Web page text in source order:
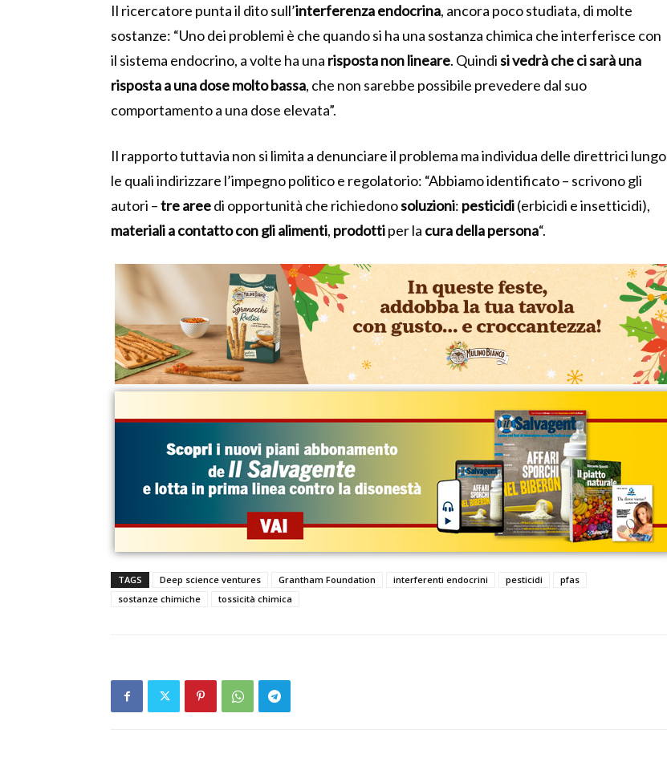
Il ricercatore punta il dito sull’interferenzaendocrina, ancora poco studiata, di molte
sostanze: “Uno dei problemi è che quando si ha una sostanza chimica che interferisce con
il sistema endocrino, a volte ha una risposta non lineare. Quindisi vedrà che ci sarà una
risposta a una dose molto bassa, che non sarebbe possibile prevedere dal suo
comportamento a una dose elevata”.
Il rapporto tuttavia non si limita a denunciare il problema ma individua delle direttrici lungo
le quali indirizzare l’impegno politico e regolatorio: “Abbiamo identificato – scrivono gli
autori –treareedi opportunità che richiedonosoluzioni: pesticidi(erbicidi e insetticidi),
materiali a contatto con gli alimenti, prodottiper la curadellapersona“.
TAGS Deep science ventures Grantham Foundation interferenti endocrini pesticidi
pfas
sostanze chimiche
tossicità chimica